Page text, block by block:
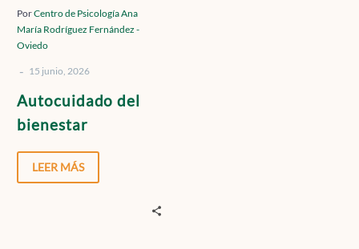
Solicita cita
PorCentro de Psicología Ana
María Rodríguez Fernández -
Oviedo
- 15 junio, 2026
Autocuidado del
bienestar
LEER MÁS